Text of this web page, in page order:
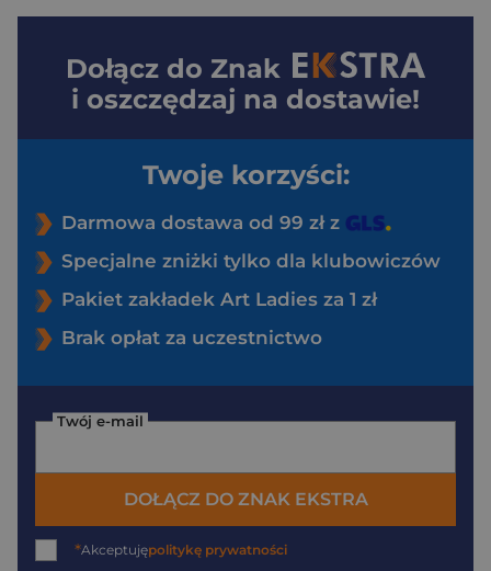
Dołącz do Znak
i oszczędzaj na dostawie!
Twoje korzyści:
Darmowa dostawa od 99 zł z
Specjalne zniżki tylko dla klubowiczów
Pakiet zakładek Art Ladies za 1 zł
Brak opłat za uczestnictwo
Twój e-mail
DOŁĄCZ DO ZNAK EKSTRA
*Akceptujępolitykę prywatności